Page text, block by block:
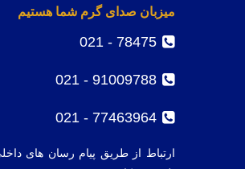
میزبان صدای گرم شما هستیم
78475 - 021
91009788 - 021
77463964 - 021
ارتباط از طریق پیام رسان های